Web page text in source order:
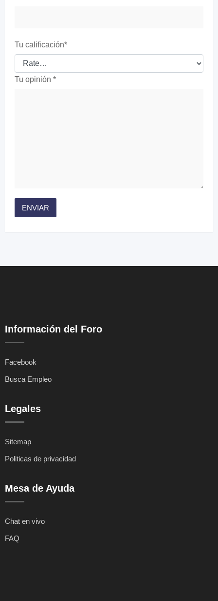
Tu calificación*
Tu opinión *
Información del Foro
Facebook
Busca Empleo
Legales
Sitemap
Politicas de privacidad
Mesa de Ayuda
Chat en vivo
FAQ